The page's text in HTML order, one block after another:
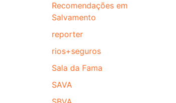
Recomendações em
Salvamento
reporter
rios+seguros
Sala da Fama
SAVA